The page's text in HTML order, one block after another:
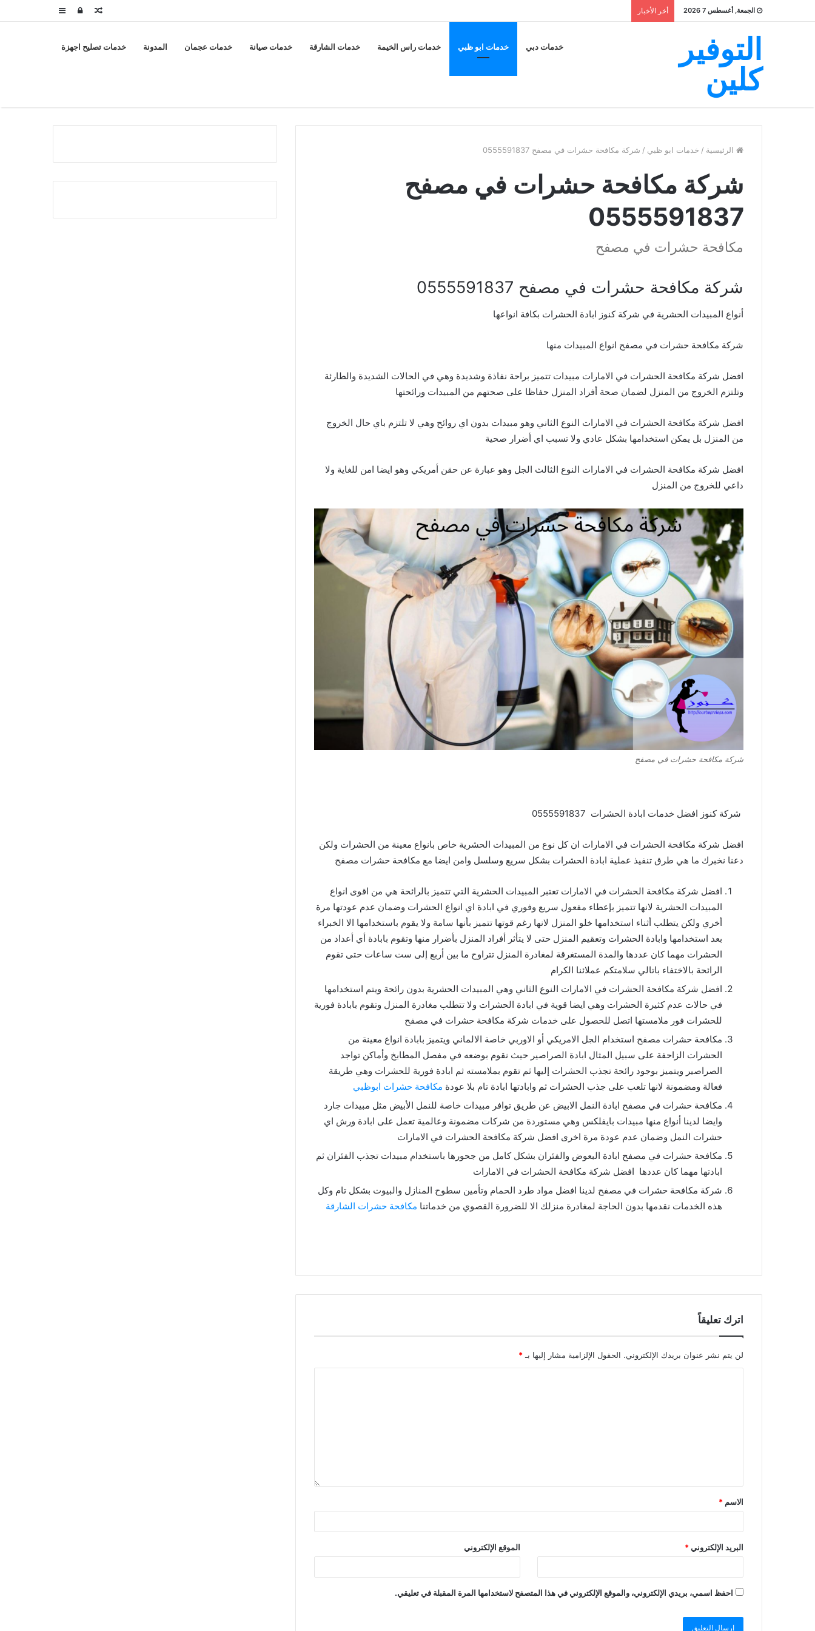
الجمعة, أغسطس 7 2026 أخر الأخبار إضافةتسجيلمقال
التوفير
كلين
خدمات دبي خدمات ابو ظبي خدمات راس الخيمة خدمات الشارقة خدمات صيانة خدمات عجمان المدونة خدمات تصليح اجهزة
الرئيسية / خدمات ابو ظبي / شركة مكافحة حشرات في مصفح 0555591837
شركة مكافحة حشرات في مصفح
0555591837
مكافحة حشرات في مصفح
شركة مكافحة حشرات في مصفح 0555591837
أنواع المبيدات الحشرية في شركة كنوز ابادة الحشرات بكافة انواعها
شركة مكافحة حشرات في مصفح انواع المبيدات منها
افضل شركة مكافحة الحشرات في الامارات مبيدات تتميز براحة نفاذة وشديدة وهي في الحالات الشديدة والطارئة
وتلتزم الخروج من المنزل لضمان صحة أفراد المنزل حفاظا على صحتهم من المبيدات ورائحتها
افضل شركة مكافحة الحشرات في الامارات النوع الثاني وهو مبيدات بدون اي روائح وهي لا تلتزم باي حال الخروج
من المنزل بل يمكن استخدامها بشكل عادي ولا تسبب اي أضرار صحية
افضل شركة مكافحة الحشرات في الامارات النوع الثالث الجل وهو عبارة عن حقن أمريكي وهو ايضا امن للغاية ولا
داعي للخروج من المنزل
شركة مكافحة حشرات في مصفح
شركة كنوز افضل خدمات ابادة الحشرات 0555591837
افضل شركة مكافحة الحشرات في الامارات ان كل نوع من المبيدات الحشرية خاص بانواع معينة من الحشرات ولكن
دعنا نخبرك ما هي طرق تنفيذ عملية ابادة الحشرات بشكل سريع وسلسل وامن ايضا مع مكافحة حشرات مصفح
افضل شركة مكافحة الحشرات في الامارات تعتبر المبيدات الحشرية التي تتميز بالرائحة هي من اقوى انواع
المبيدات الحشرية لانها تتميز بإعطاء مفعول سريع وفوري في ابادة اي انواع الحشرات وضمان عدم عودتها مرة
أخري ولكن يتطلب أثناء استخدامها خلو المنزل لانها رغم قوتها تتميز بأنها سامة ولا يقوم باستخدامها الا الخبراء
بعد استخدامها وابادة الحشرات وتعقيم المنزل حتى لا يتأثر أفراد المنزل بأضرار منها وتقوم بابادة أي أعداد من
الحشرات مهما كان عددها والمدة المستغرقة لمغادرة المنزل تتراوح ما بين أربع إلى ست ساعات حتى تقوم
الرائحة بالاختفاء باتالي سلامتكم عملائنا الكرام
افضل شركة مكافحة الحشرات في الامارات النوع الثاني وهي المبيدات الحشرية بدون رائحة ويتم استخدامها
في حالات عدم كثيرة الحشرات وهي ايضا قوية في ابادة الحشرات ولا تتطلب مغادرة المنزل وتقوم بابادة فورية
للحشرات فور ملامستها اتصل للحصول على خدمات شركة مكافحة حشرات في مصفح
مكافحة حشرات مصفح استخدام الجل الامريكي أو الاوربي خاصة الالماني ويتميز بابادة انواع معينة من
الحشرات الزاحفة على سبيل المثال ابادة الصراصير حيث نقوم بوضعه في مفصل المطابخ وأماكن تواجد
الصراصير ويتميز بوجود رائحة تجذب الحشرات إليها ثم تقوم بملامسته ثم ابادة فورية للحشرات وهي طريقة
فعالة ومضمونة لانها تلعب على جذب الحشرات ثم وابادتها ابادة تام بلا عودة مكافحة حشرات ابوظبي
مكافحة حشرات في مصفح ابادة النمل الابيض عن طريق توافر مبيدات خاصة للنمل الأبيض مثل مبيدات جارد
وايضا لدينا أنواع منها مبيدات بايفلكس وهي مستوردة من شركات مضمونة وعالمية تعمل على ابادة ورش اي
حشرات النمل وضمان عدم عودة مرة اخرى افضل شركة مكافحة الحشرات في الامارات
مكافحة حشرات في مصفح ابادة البعوض والفئران بشكل كامل من جحورها باستخدام مبيدات تجذب الفئران ثم
ابادتها مهما كان عددها افضل شركة مكافحة الحشرات في الامارات
شركة مكافحة حشرات في مصفح لدينا افضل مواد طرد الحمام وتأمين سطوح المنازل والبيوت بشكل تام وكل
هذه الخدمات نقدمها بدون الحاجة لمغادرة منزلك الا للضرورة القصوي من خدماتنا مكافحة حشرات الشارقة
اترك تعليقاً
لن يتم نشر عنوان بريدك الإلكتروني. الحقول الإلزامية مشار إليها بـ *
الاسم *
البريد الإلكتروني* الموقع الإلكتروني
احفظ اسمي، بريدي الإلكتروني، والموقع الإلكتروني في هذا المتصفح لاستخدامها المرة المقبلة في تعليقي.